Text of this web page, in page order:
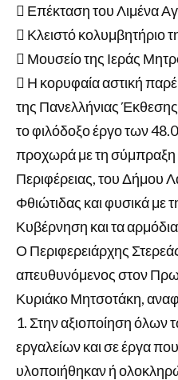
 Επέκταση του Λιμένα
 Κλειστό κολυμβητήριο
 Μουσείο της Ιεράς
 Η κορυφαία αστική
της Πανελλήνιας
το φιλόδοξο έργο των
προχωρά με τη σύμπραξη
Περιφέρειας, του Δήμου
Φθιώτιδας και φυσικά με
Κυβέρνηση και τα
Ο Περιφερειάρχης
απευθυνόμενος στον
Κυριάκο Μητσοτάκη,
Στην αξιοποίηση όλων
εργαλείων και σε έργα που
υλοποιήθηκαν ή